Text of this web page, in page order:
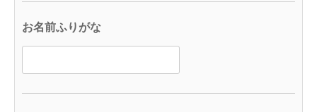
お名前ふりがな